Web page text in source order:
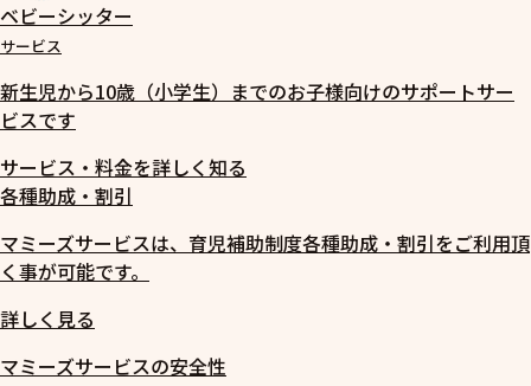
ベビーシッター
サービス
新生児から10歳（小学生）までのお子様向けのサポートサー
ビスです
サービス・料金を詳しく知る
各種助成・割引
マミーズサービスは、育児補助制度各種助成・割引をご利用頂
く事が可能です。
詳しく見る
マミーズサービスの安全性